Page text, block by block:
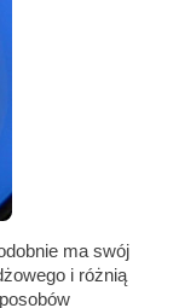
ma swój
i różnią